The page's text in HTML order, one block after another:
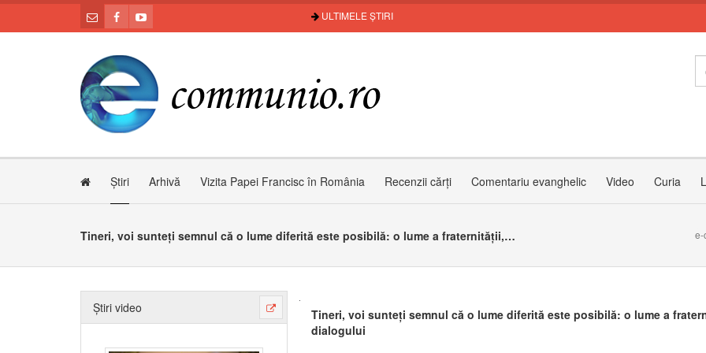
ULTIMELE ȘTIRI
Știri Arhivă Vizita Papei Francisc în România Recenzii cărți Comentariu evanghelic Video Curia
Tineri, voi sunteți semnul că o lume diferită este posibilă: o lume a fraternității, a dialogului e-
Știri video
Tineri, voi sunteți semnul că o lume diferită este posibilă: o lume a
dialogului